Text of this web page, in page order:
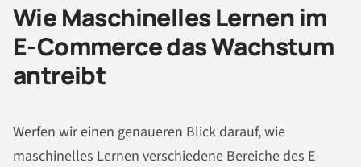
Wie Maschinelles Lernen im
E-Commerce das Wachstum
antreibt
Werfen wir einen genaueren Blick darauf, wie
maschinelles Lernen verschiedene Bereiche des E-